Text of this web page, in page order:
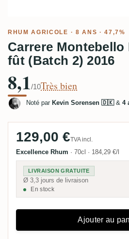
RHUM AGRICOLE · 8 ANS · 47,7%
Carrere Montebello
fût (Batch 2) 2016
8,1/10Très bien
Noté par Kevin Sorensen 🇩🇰& 4
129,00 €TVA incl.
Excellence Rhum · 70cl · 184,29 €/l
LIVRAISON GRATUITE
Ø 3,3 jours de livraison
En stock
Ajouter au